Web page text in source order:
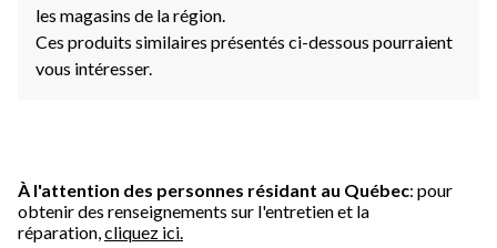
les magasins de la région.
Ces produits similaires présentés ci-dessous pourraient
vous intéresser.
À l'attention des personnes résidant au Québec: pour
obtenir des renseignements sur l'entretien et la
réparation, cliquez ici.